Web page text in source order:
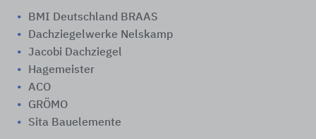
BMI Deutschland BRAAS
Dachziegelwerke Nelskamp
Jacobi Dachziegel
Hagemeister
ACO
GRÖMO
Sita Bauelemente